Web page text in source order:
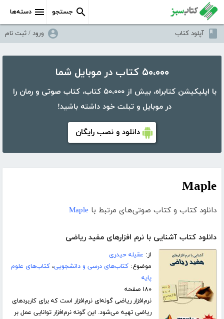
دسته‌ها جستجو
آپلود کتاب ورود / ثبت نام
۵۰،۰۰۰ کتاب در موبایل شما
با اپلیکیشن کتابراه، بیش از ۵۰،۰۰۰ کتاب، کتاب صوتی و رمان را
در موبایل و تبلت خود داشته باشید!
دانلود و نصب رایگان
Maple
دانلود کتاب و کتاب صوتی‌های مرتبط با Maple
دانلود کتاب آشنایی با نرم افزارهای مفید ریاضی
از: عقیله حیدری
موضوع:کتاب‌های درسی و دانشجویی،کتاب‌های علوم
پایه
۱۸۰ صفحه
نرم‌افزار ریاضی گونه‌ای نرم‌افزار است که برای کاربردهای
ریاضی تهیه می‌شود. این گونه نرم‌افزار توانایی عمل بر